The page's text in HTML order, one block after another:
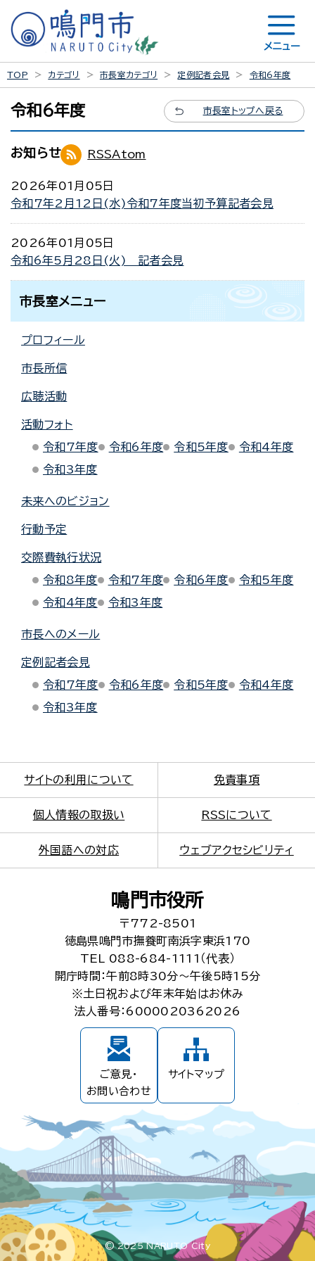
メニュー
TOP カテゴリ 市長室カテゴリ 定例記者会見 令和6年度
令和6年度 市長室トップへ戻る
お知らせ RSSAtom
2026年01月05日
令和7年2月12日(水)令和7年度当初予算記者会見
2026年01月05日
令和6年5月28日(火) 記者会見
市長室メニュー
プロフィール
市長所信
広聴活動
活動フォト
令和7年度
令和6年度 令和5年度
令和4年度
令和3年度
未来へのビジョン
行動予定
交際費執行状況
令和8年度
令和7年度 令和6年度
令和5年度
令和4年度
令和3年度
市長へのメール
定例記者会見
令和7年度
令和6年度 令和5年度
令和4年度
令和3年度
サイトの利用について 免責事項
個人情報の取扱い RSSについて
外国語への対応 ウェブアクセシビリティ
鳴門市役所
〒772-8501
徳島県鳴門市撫養町南浜字東浜170
TEL 088-684-1111（代表）
開庁時間：午前8時30分～午後5時15分
※土日祝および年末年始はお休み
法人番号：6000020362026
ご意見・
お問い合わせ
サイトマップ
© 2025 NARUTO City